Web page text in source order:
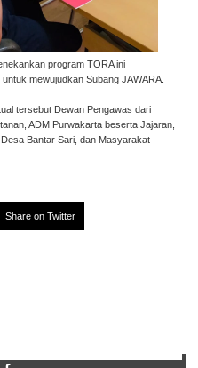
program TORA ini
mewujudkan Subang JAWARA.
tersebut Dewan Pengawas dari
ADM Purwakarta beserta Jajaran,
Bantar Sari, dan Masyarakat
Share on Twitter